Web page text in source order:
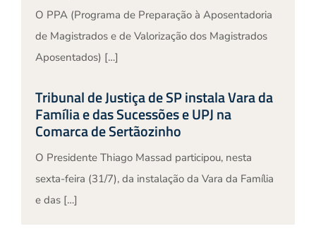
O PPA (Programa de Preparação à Aposentadoria
de Magistrados e de Valorização dos Magistrados
Aposentados) […]
Tribunal de Justiça de SP instala Vara da
Família e das Sucessões e UPJ na
Comarca de Sertãozinho
O Presidente Thiago Massad participou, nesta
sexta-feira (31/7), da instalação da Vara da Família
e das […]